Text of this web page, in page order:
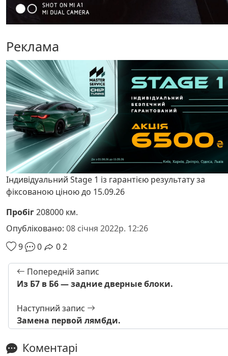
Реклама
Індивідуальний Stage 1 із гарантією результату за
фіксованою ціною до 15.09.26
Пробіг208000 км.
Опубліковано: 08 січня 2022р. 12:26
9
0 02
Попередній запис
Из Б7 в Б6 — задние дверные блоки.
Наступний запис
Замена первой лямбди.
Коментарі